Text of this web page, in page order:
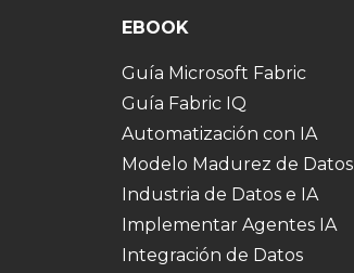
EBOOK
Guía Microsoft Fabric
Guía Fabric IQ
Automatización con IA
Modelo Madurez de Datos
Industria de Datos e IA
Implementar Agentes IA
Integración de Datos